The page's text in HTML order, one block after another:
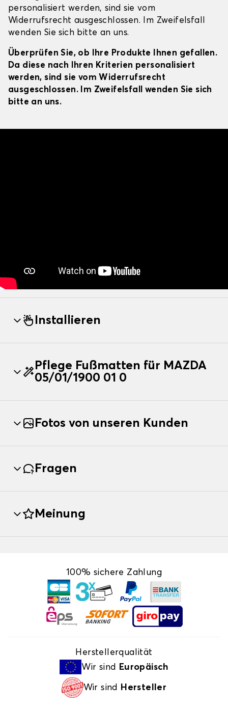
personalisiert werden, sind sie vom
Widerrufsrecht ausgeschlossen. Im Zweifelsfall
wenden Sie sich bitte an uns.
Überprüfen Sie, ob Ihre Produkte Ihnen gefallen.
Da diese nach Ihren Kriterien personalisiert
werden, sind sie vom Widerrufsrecht
ausgeschlossen. Im Zweifelsfall wenden Sie sich
bitte an uns.
Installieren
Pflege Fußmatten für MAZDA
05/01/1900 01 0
Fotos von unseren Kunden
Fragen
Meinung
100% sichere Zahlung
Herstellerqualität
Wir sind
Europäisch
Wir sind Hersteller